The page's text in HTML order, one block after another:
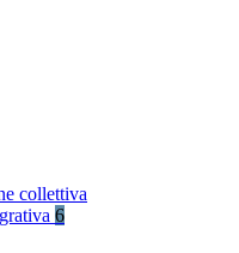
collettiva
6